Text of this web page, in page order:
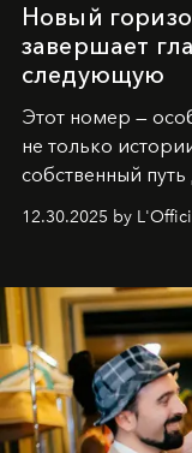
Новый
завершает
следующую
Этот номер —
не только
собственный
души говорим
самыми
командаL’Officiel
12.30.2025 by